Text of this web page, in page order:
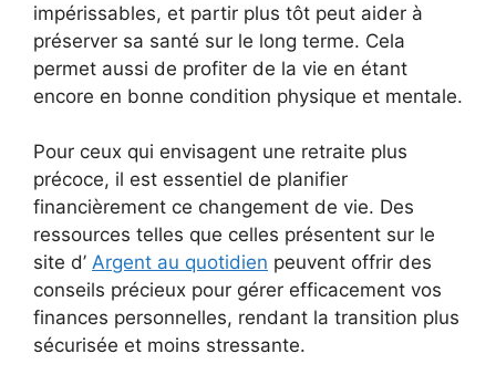
impérissables, et partir plus tôt peut aider à
préserver sa santé sur le long terme. Cela
permet aussi de profiter de la vie en étant
encore en bonne condition physique et mentale.
Pour ceux qui envisagent une retraite plus
précoce, il est essentiel de planifier
financièrement ce changement de vie. Des
ressources telles que celles présentent sur le
site d’ Argent au quotidien peuvent offrir des
conseils précieux pour gérer efficacement vos
finances personnelles, rendant la transition plus
sécurisée et moins stressante.